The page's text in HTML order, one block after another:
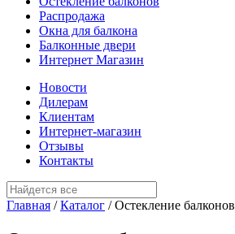
Распродажа
Окна для балкона
Балконные двери
Интернет Магазин
Новости
Дилерам
Клиентам
Интернет-магазин
Отзывы
Контакты
Главная / Каталог /Остекление балконов